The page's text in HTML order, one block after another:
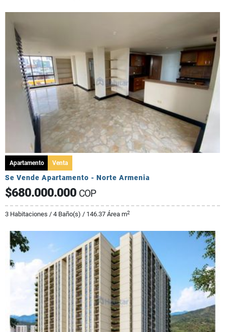
Apartamento Venta
Se Vende Apartamento - Norte Armenia
$680.000.000 COP
3 Habitaciones / 4 Baño(s) / 146.37 Área m2